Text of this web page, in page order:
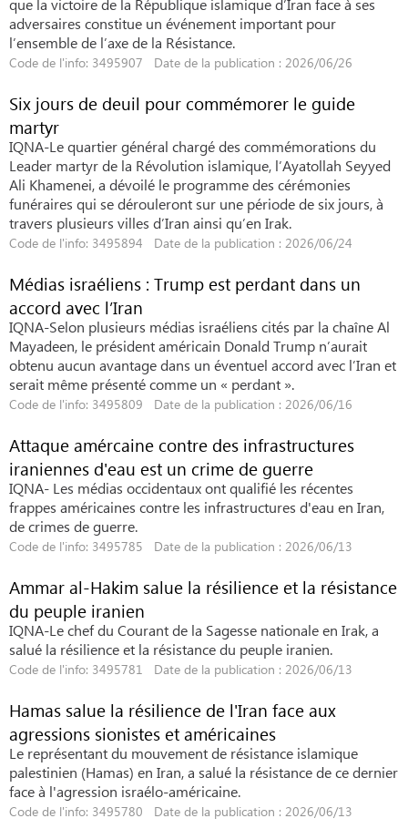
que la victoire de la République islamique d’Iran face à ses
adversaires constitue un événement important pour
l’ensemble de l’axe de la Résistance.
Code de l'info: 3495907 Date de la publication : 2026/06/26
Six jours de deuil pour commémorer le guide
martyr
IQNA-Le quartier général chargé des commémorations du
Leader martyr de la Révolution islamique, l’Ayatollah Seyyed
Ali Khamenei, a dévoilé le programme des cérémonies
funéraires qui se dérouleront sur une période de six jours, à
travers plusieurs villes d’Iran ainsi qu’en Irak.
Code de l'info: 3495894 Date de la publication : 2026/06/24
Médias israéliens : Trump est perdant dans un
accord avec l’Iran
IQNA-Selon plusieurs médias israéliens cités par la chaîne Al
Mayadeen, le président américain Donald Trump n’aurait
obtenu aucun avantage dans un éventuel accord avec l’Iran et
serait même présenté comme un « perdant ».
Code de l'info: 3495809 Date de la publication : 2026/06/16
Attaque amércaine contre des infrastructures
iraniennes d'eau est un crime de guerre
IQNA- Les médias occidentaux ont qualifié les récentes
frappes américaines contre les infrastructures d'eau en Iran,
de crimes de guerre.
Code de l'info: 3495785 Date de la publication : 2026/06/13
Ammar al-Hakim salue la résilience et la résistance
du peuple iranien
IQNA-Le chef du Courant de la Sagesse nationale en Irak, a
salué la résilience et la résistance du peuple iranien.
Code de l'info: 3495781 Date de la publication : 2026/06/13
Hamas salue la résilience de l'Iran face aux
agressions sionistes et américaines
Le représentant du mouvement de résistance islamique
palestinien (Hamas) en Iran, a salué la résistance de ce dernier
face à l'agression israélo-américaine.
Code de l'info: 3495780 Date de la publication : 2026/06/13